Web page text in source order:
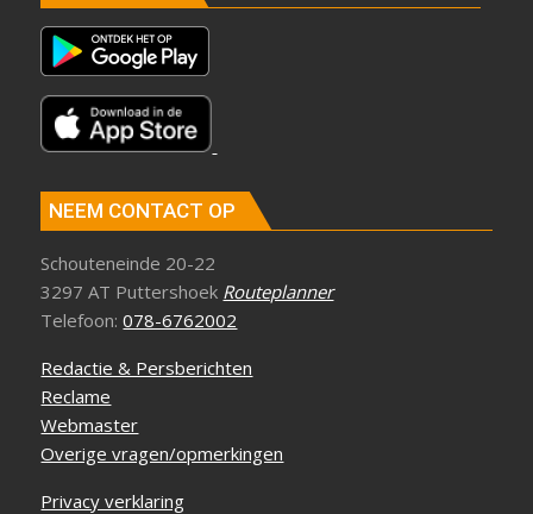
NEEM CONTACT OP
Schouteneinde 20-22
3297 AT Puttershoek Routeplanner
Telefoon:078-6762002
Redactie & Persberichten
Reclame
Webmaster
Overige vragen/opmerkingen
Privacy verklaring